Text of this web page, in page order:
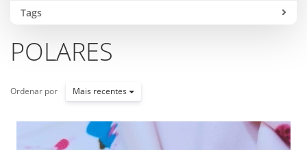
Tags
POLARES
Ordenar por Mais recentes